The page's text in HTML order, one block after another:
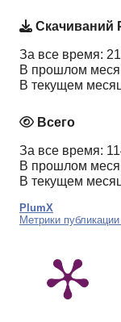
Скачиваний
За все время:
В прошлом
В текущем
Всего
За все время:
В прошлом
В текущем
PlumX
Метрики публикации